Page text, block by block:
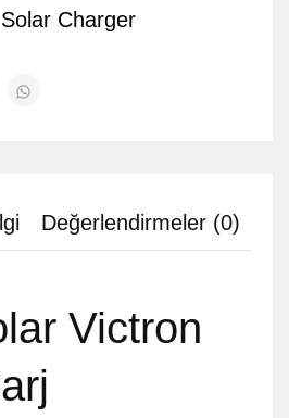
Charger
Değerlendirmeler (0)
Victron